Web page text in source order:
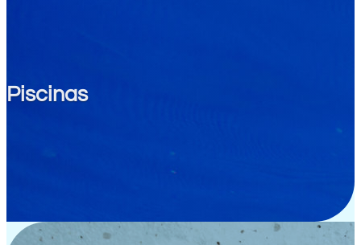
Piscinas